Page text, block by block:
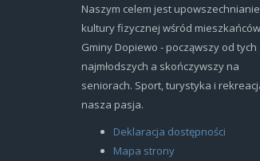
Naszym celem jest upowszechnianie
kultury fizycznej wśród mieszkańców
Gminy Dopiewo - począwszy od tych
najmłodszych a skończywszy na
seniorach. Sport, turystyka i
nasza pasja.
Deklaracja dostępności
Mapa strony